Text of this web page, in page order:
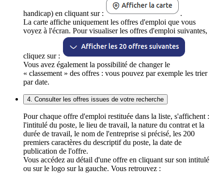
handicap) en cliquant sur :
.
La carte affiche uniquement les offres d'emploi que vous
voyez à l'écran. Pour visualiser les offres d'emploi suivantes,
cliquez sur :
Vous avez également la possibilité de changer le
« classement » des offres : vous pouvez par exemple les trier
par date.
4. Consulter les offres issues de votre recherche
Pour chaque offre d'emploi restituée dans la liste, s'affichent :
l'intitulé du poste, le lieu de travail, la nature du contrat et la
durée de travail, le nom de l'entreprise si précisé, les 200
premiers caractères du descriptif du poste, la date de
publication de l'offre.
Vous accédez au détail d'une offre en cliquant sur son intitulé
ou sur le logo sur la gauche. Vous retrouvez :